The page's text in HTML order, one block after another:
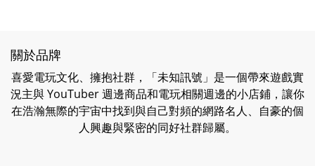
關於品牌
喜愛電玩文化、擁抱社群，「未知訊號」是一個帶來遊戲實
況主與 YouTuber 週邊商品和電玩相關週邊的小店鋪，讓你
在浩瀚無際的宇宙中找到與自己對頻的網路名人、自豪的個
人興趣與緊密的同好社群歸屬。